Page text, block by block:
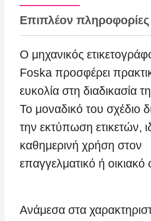
Επιπλέον πληροφορίες
Ο μηχανικός
Foska προσφέρει
ευκολία στη διαδικασία
Το μοναδικό του σχέδιο
την εκτύπωση ετικετών,
καθημερινή χρήση στον
επαγγελματικό ή
Ανάμεσα στα